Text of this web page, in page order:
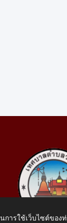
ารใช้เว็บไซต์ของ